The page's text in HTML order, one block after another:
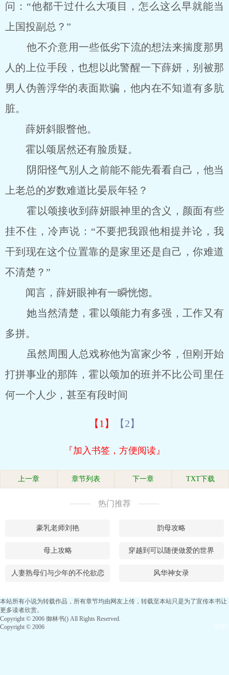
问：“他都干过什么大项目，怎么这么早就能当
上国投副总？”
他不介意用一些低劣下流的想法来揣度那男
人的上位手段，也想以此警醒一下薛妍，别被那
男人伪善浮华的表面欺骗，他内在不知道有多肮
脏。
薛妍斜眼瞥他。
霍以颂居然还有脸质疑。
阴阳怪气别人之前能不能先看看自己，他当
上老总的岁数难道比晏辰年轻？
霍以颂接收到薛妍眼神里的含义，颜面有些
挂不住，冷声说：“不要把我跟他相提并论，我
干到现在这个位置靠的是家里还是自己，你难道
不清楚？”
闻言，薛妍眼神有一瞬恍惚。
她当然清楚，霍以颂能力有多强，工作又有
多拼。
虽然周围人总戏称他为富家少爷，但刚开始
打拼事业的那阵，霍以颂加的班并不比公司里任
何一个人少，甚至有段时间
【1】 【2】
『加入书签，方便阅读』
上一章 章节列表 下一章 TXT下载
热门推荐
豪乳老师刘艳 韵母攻略
母上攻略 穿越到可以随便做爱的世界
人妻熟母们与少年的不伦欲恋 风华神女录
本站所有小说为转载作品，所有章节均由网友上传，转载至本站只是为了宣传本书让
更多读者欣赏。
Copyright © 2006 御林书() All Rights Reserved.
Copyright © 2006